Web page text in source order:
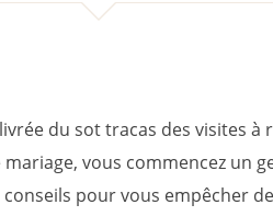
du sot tracas des visites à
vous commencez un
pour vous empêcher